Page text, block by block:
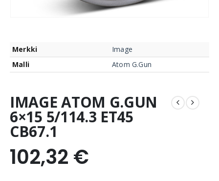
Merkki
Image
Malli
Atom G.Gun
IMAGE ATOM G.GUN
6×15 5/114.3 ET45
CB67.1
102,32 €